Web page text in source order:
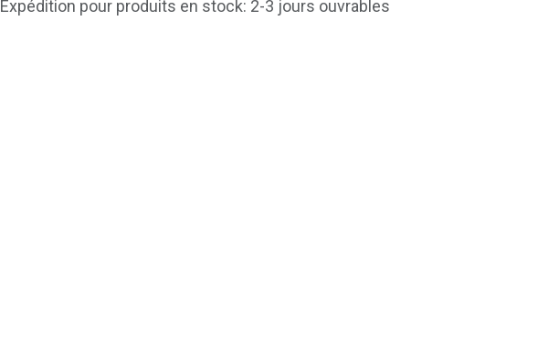
Expédition pour produits en stock: 2-3 jours ouvrables